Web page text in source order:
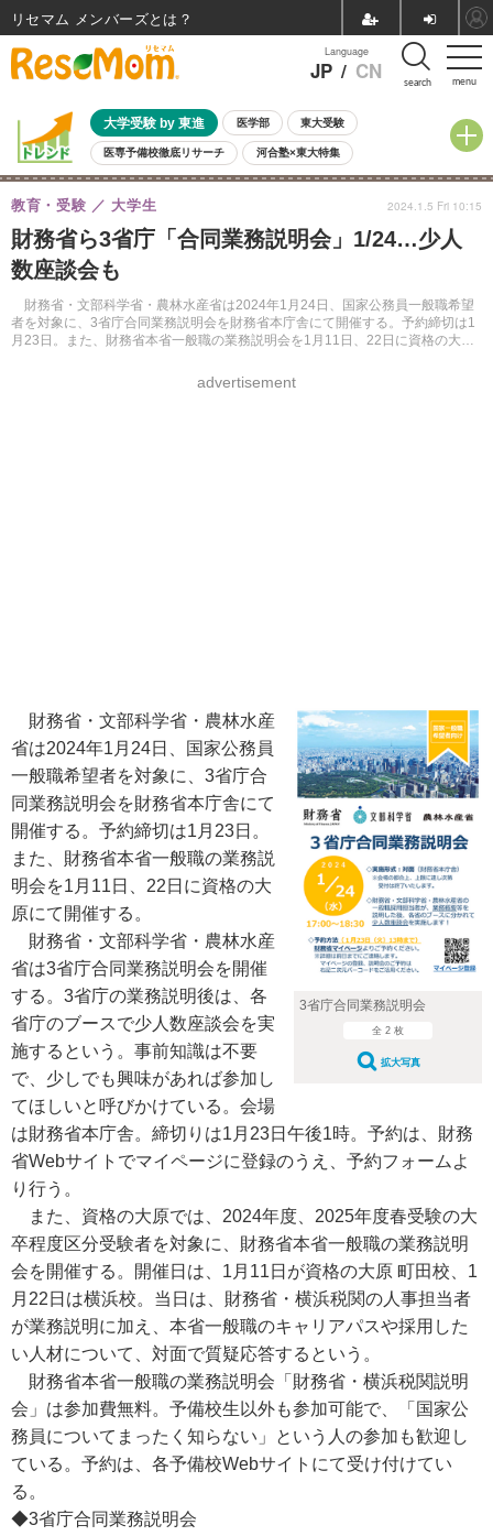
menu
Language
JP / CN search
大学受験 by 東進 医学部 東大受験
医専予備校徹底リサーチ 河合塾×東大特集
親子で考える大学選び 高校受験 中学受験 小学校受験
共通テスト 夏休み
8月開催イベント・WS 全国公立高校 過去問 人気記事
自由研究教材（小学生向け）
財務省ら3省庁「合同業務説明会」1/24…少人
数座談会も
財務省・文部科学省・農林水産省は2024年1月24日、国家公務員一般職希望
者を対象に、3省庁合同業務説明会を財務省本庁舎にて開催する。予約締切は1
月23日。また、財務省本省一般職の業務説明会を1月11日、22日に資格の大原
教育・受験 大学生
advertisement
2024.1.5 Fri 10:15
3省庁合同業務説明会
全 2 枚
拡大写真
財務省・文部科学省・農林水産
省は2024年1月24日、国家公務員
一般職希望者を対象に、3省庁合
同業務説明会を財務省本庁舎にて
開催する。予約締切は1月23日。
また、財務省本省一般職の業務説
明会を1月11日、22日に資格の大
原にて開催する。
財務省・文部科学省・農林水産
省は3省庁合同業務説明会を開催
する。3省庁の業務説明後は、各
省庁のブースで少人数座談会を実
施するという。事前知識は不要
で、少しでも興味があれば参加し
てほしいと呼びかけている。会場
は財務省本庁舎。締切りは1月23日午後1時。予約は、財務
省Webサイトでマイページに登録のうえ、予約フォームよ
り行う。
また、資格の大原では、2024年度、2025年度春受験の大
卒程度区分受験者を対象に、財務省本省一般職の業務説明
会を開催する。開催日は、1月11日が資格の大原 町田校、1
月22日は横浜校。当日は、財務省・横浜税関の人事担当者
が業務説明に加え、本省一般職のキャリアパスや採用した
い人材について、対面で質疑応答するという。
財務省本省一般職の業務説明会「財務省・横浜税関説明
会」は参加費無料。予備校生以外も参加可能で、「国家公
務員についてまったく知らない」という人の参加も歓迎し
ている。予約は、各予備校Webサイトにて受け付けてい
る。
◆3省庁合同業務説明会
リセマム メンバーズ